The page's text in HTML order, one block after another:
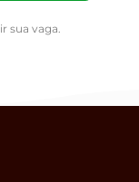
sua vaga.